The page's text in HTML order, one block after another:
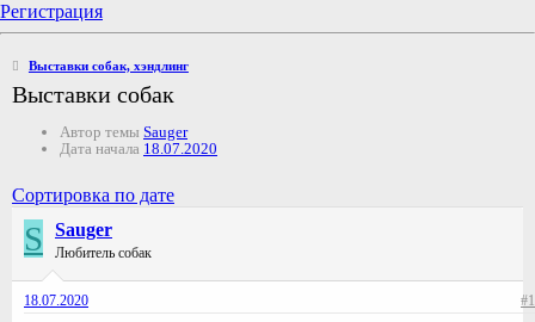
Регистрация
Выставки собак, хэндлинг
Выставки собак
Автор темы Sauger
Дата начала 18.07.2020
Сортировка по дате
S Sauger
Любитель собак
18.07.2020 #1